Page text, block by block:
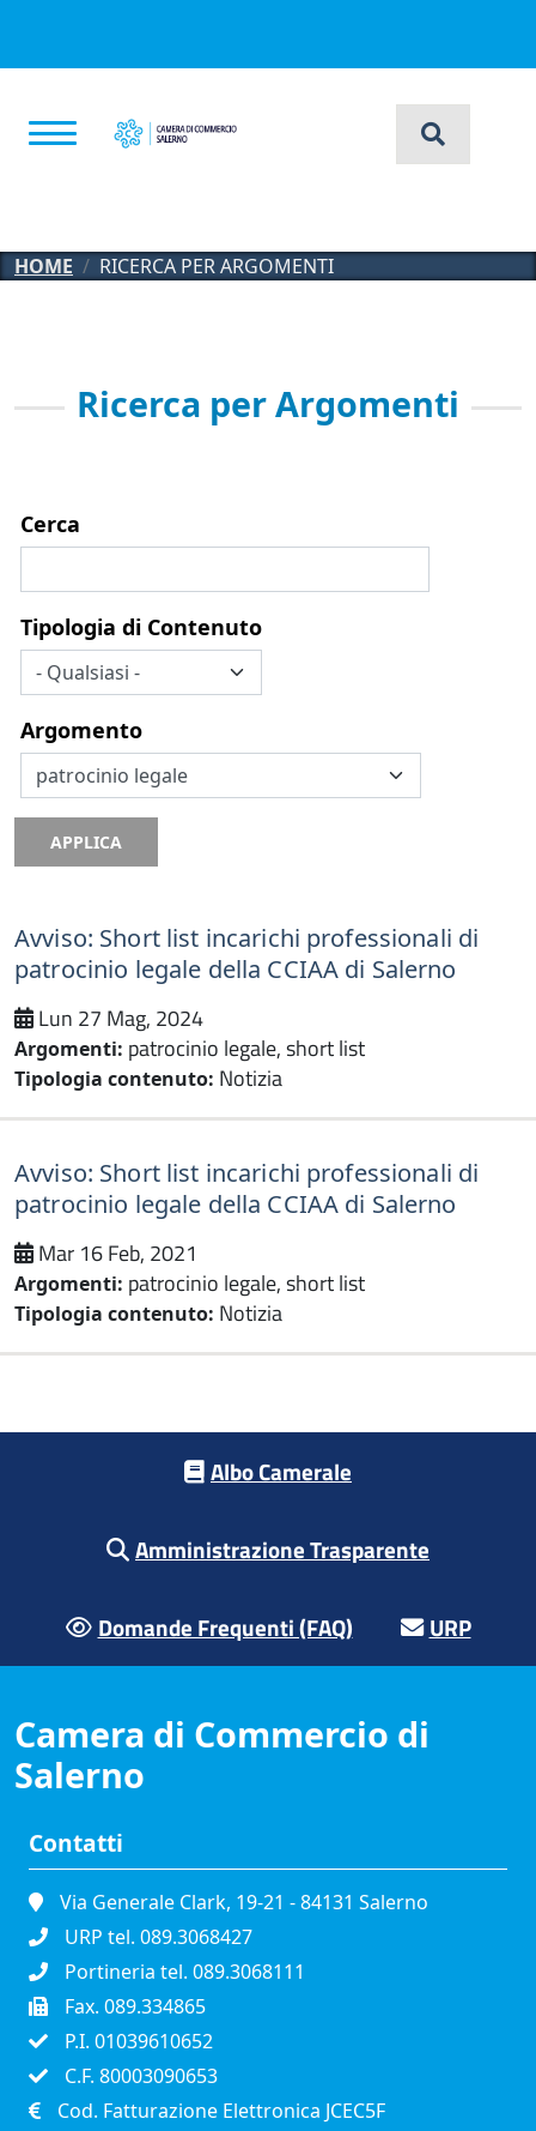
HOME RICERCA PER ARGOMENTI
Ricerca per Argomenti
Cerca
Tipologia di Contenuto
Argomento
APPLICA
Avviso: Short list incarichi professionali di
patrocinio legale della CCIAA di Salerno
Lun 27 Mag, 2024
Argomenti: patrocinio legale, short list
Tipologia contenuto: Notizia
Avviso: Short list incarichi professionali di
patrocinio legale della CCIAA di Salerno
Mar 16 Feb, 2021
Argomenti: patrocinio legale, short list
Tipologia contenuto: Notizia
Albo Camerale
Amministrazione Trasparente
Domande Frequenti (FAQ) URP
Camera di Commercio di
Salerno
Contatti
Via Generale Clark, 19-21 - 84131 Salerno
URP tel. 089.3068427
Portineria tel. 089.3068111
Fax. 089.334865
P.I. 01039610652
C.F. 80003090653
Cod. Fatturazione Elettronica JCEC5F